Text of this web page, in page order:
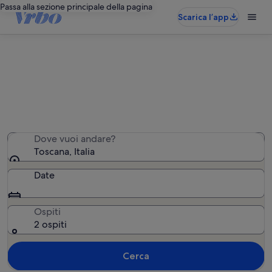
Passa alla sezione principale della pagina
Scarica l’app
Dove vuoi andare?
Toscana, Italia
Date
Ospiti
2 ospiti
Cerca